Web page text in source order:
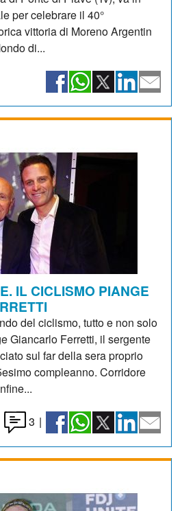
per celebrare il 40°
vittoria di Moreno Argentin
di...
IL CICLISMO PIANGE
del ciclismo, tutto e non solo
Giancarlo Ferretti, il sergente
sul far della sera proprio
compleanno. Corridore
3 |